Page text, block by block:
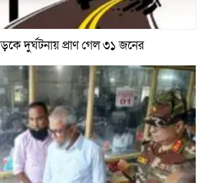
দুর্ঘটনায় প্রাণ গেল ৩১ জনের